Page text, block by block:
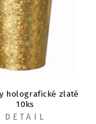
holografické zlaté
10ks
DETAIL